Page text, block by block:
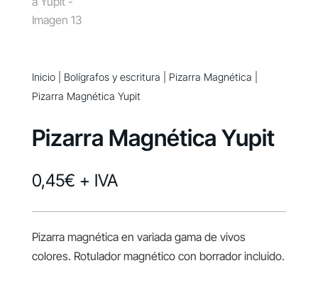
Inicio| Bolígrafos y escritura Pizarra Magnética
Pizarra Magnética Yupit
Pizarra Magnética Yupit
0,45€ + IVA
Pizarra magnética en variada gama de vivos
colores. Rotulador magnético con borrador incluido.